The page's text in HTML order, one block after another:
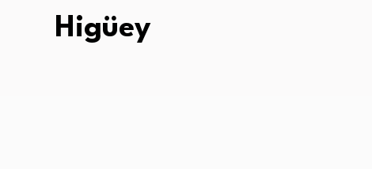
Higüey